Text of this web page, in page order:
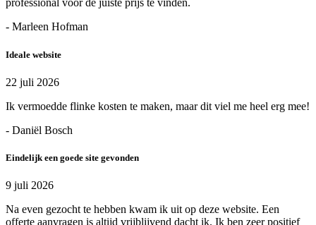
professional voor de juiste prijs te vinden.
- Marleen Hofman
Ideale website
22 juli 2026
Ik vermoedde flinke kosten te maken, maar dit viel me heel erg mee!
- Daniël Bosch
Eindelijk een goede site gevonden
9 juli 2026
Na even gezocht te hebben kwam ik uit op deze website. Een
offerte aanvragen is altijd vrijblijvend dacht ik. Ik ben zeer positief